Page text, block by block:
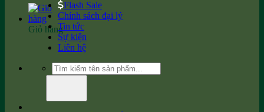
Giỏ hàng
Flash Sale
Chính sách đại lý
Tin tức
Sự kiện
Liên hệ
Tìm
kiếm: